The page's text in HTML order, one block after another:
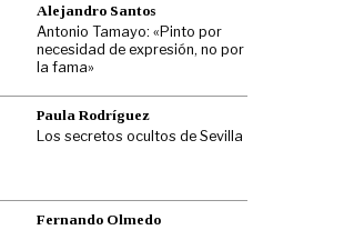
Alejandro Santos
Antonio Tamayo: «Pinto por
necesidad de expresión, no por
la fama»
Paula Rodríguez
Los secretos ocultos de Sevilla
Fernando Olmedo